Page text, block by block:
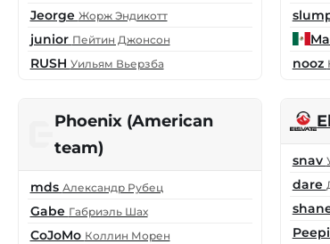
Jeorge Жорж Эндикотт
junior Пейтин Джонсон
RUSH Уильям Вьерзба nooz
Phoenix (American
team)
mds Александр Рубец
Gabe Габриэль Шах
CoJoMo Коллин Морен
snav
dare